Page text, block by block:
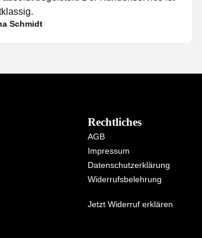
Schmidt
Rechtliches
AGB
Impressum
Datenschutzerklärung
Widerrufsbelehrung
Jetzt Widerruf erklären